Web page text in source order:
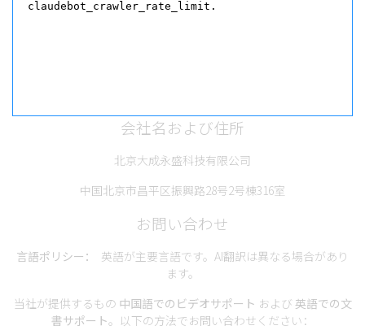
会社名および住所
北京大成永盛科技有限公司
中国北京市昌平区振興路28号2号棟316室
お問い合わせ
言語ポリシー： 英語が主要言語です。AI翻訳は異なる場合があり
ます。
当社が提供するもの 中国語でのビデオサポート および 英語での文
書サポート。以下の方法でお問い合わせください：